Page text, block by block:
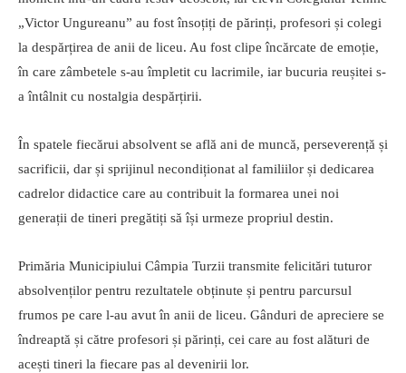
„Victor Ungureanu” au fost însoțiți de părinți, profesori și colegi
la despărțirea de anii de liceu. Au fost clipe încărcate de emoție,
în care zâmbetele s-au împletit cu lacrimile, iar bucuria reușitei s-
a întâlnit cu nostalgia despărțirii.
În spatele fiecărui absolvent se află ani de muncă, perseverență și
sacrificii, dar și sprijinul necondiționat al familiilor și dedicarea
cadrelor didactice care au contribuit la formarea unei noi
generații de tineri pregătiți să își urmeze propriul destin.
Primăria Municipiului Câmpia Turzii transmite felicitări tuturor
absolvenților pentru rezultatele obținute și pentru parcursul
frumos pe care l-au avut în anii de liceu. Gânduri de apreciere se
îndreaptă și către profesori și părinți, cei care au fost alături de
acești tineri la fiecare pas al devenirii lor.